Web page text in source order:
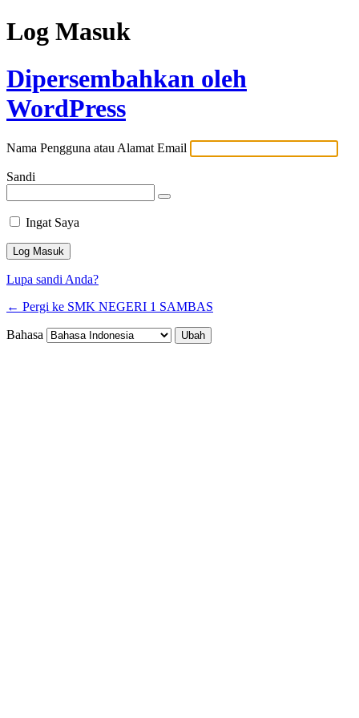
Log Masuk
Dipersembahkan oleh
WordPress
Nama Pengguna atau Alamat Email
Sandi
Ingat Saya
Lupa sandi Anda?
← Pergi ke SMK NEGERI 1 SAMBAS
Bahasa